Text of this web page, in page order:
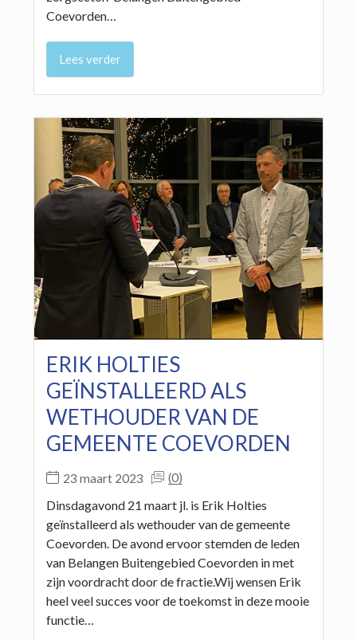
Coevorden…
Lees verder
ERIK HOLTIES
GEÏNSTALLEERD ALS
WETHOUDER VAN DE
GEMEENTE COEVORDEN
23 maart 2023 (0)
Dinsdagavond 21 maart jl. is Erik Holties
geïnstalleerd als wethouder van de gemeente
Coevorden. De avond ervoor stemden de leden
van Belangen Buitengebied Coevorden in met
zijn voordracht door de fractie.Wij wensen Erik
heel veel succes voor de toekomst in deze mooie
functie…